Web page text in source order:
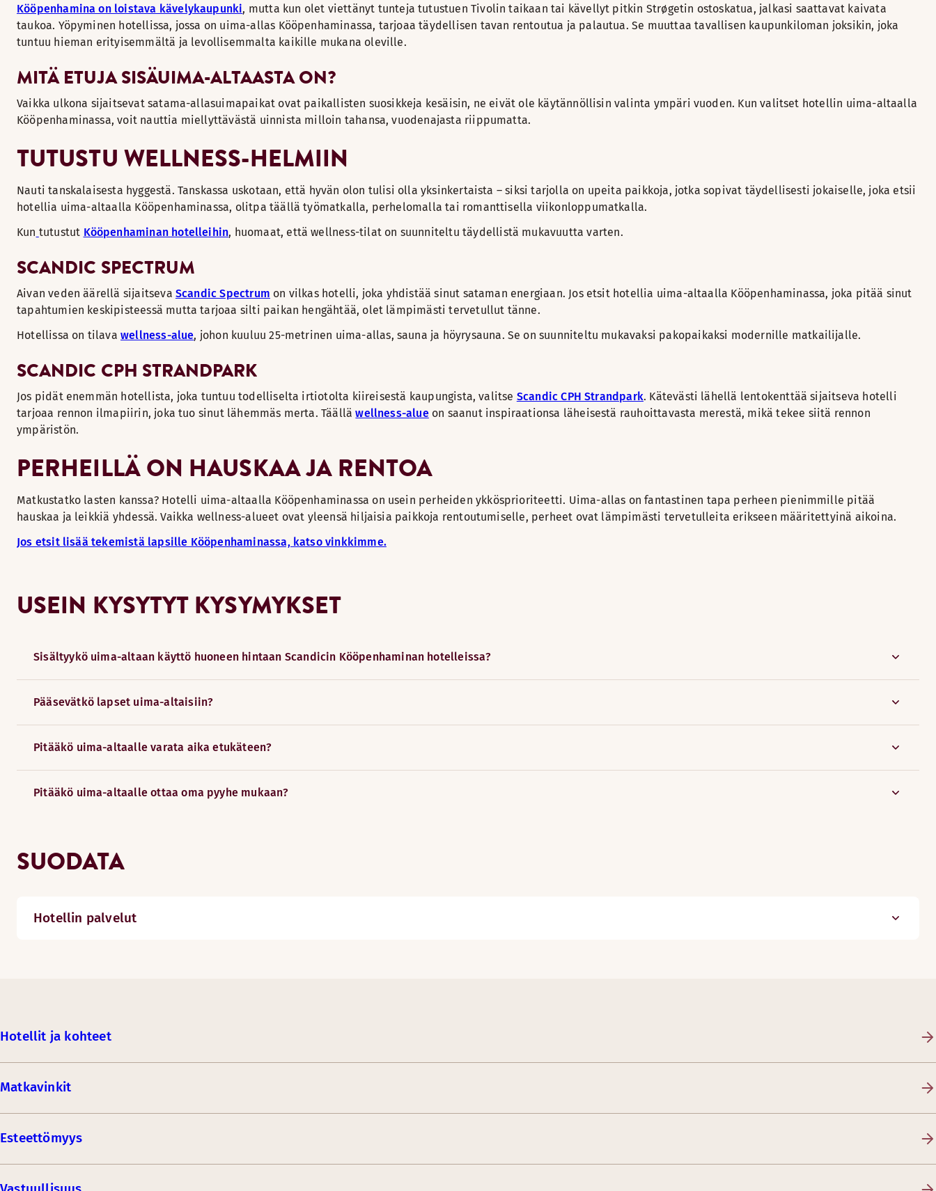
Kööpenhamina on loistava kävelykaupunki, mutta kun olet viettänyt tunteja tutustuen Tivolin taikaan tai kävellyt pitkin Strøgetin ostoskatua, jalkasi saattavat kaivata
taukoa. Yöpyminen hotellissa, jossa on uima-allas Kööpenhaminassa, tarjoaa täydellisen tavan rentoutua ja palautua. Se muuttaa tavallisen kaupunkiloman joksikin, joka
tuntuu hieman erityisemmältä ja levollisemmalta kaikille mukana oleville.
MITÄ ETUJA SISÄUIMA-ALTAASTA ON?
Vaikka ulkona sijaitsevat satama-allasuimapaikat ovat paikallisten suosikkeja kesäisin, ne eivät ole käytännöllisin valinta ympäri vuoden. Kun valitset hotellin uima-altaalla
Kööpenhaminassa, voit nauttia miellyttävästä uinnista milloin tahansa, vuodenajasta riippumatta.
TUTUSTU WELLNESS-HELMIIN
Nauti tanskalaisesta hyggestä. Tanskassa uskotaan, että hyvän olon tulisi olla yksinkertaista – siksi tarjolla on upeita paikkoja, jotka sopivat täydellisesti jokaiselle, joka etsii
hotellia uima-altaalla Kööpenhaminassa, olitpa täällä työmatkalla, perhelomalla tai romanttisella viikonloppumatkalla.
Kun tutustut Kööpenhaminan hotelleihin, huomaat, että wellness-tilat on suunniteltu täydellistä mukavuutta varten.
SCANDIC SPECTRUM
Aivan veden äärellä sijaitseva Scandic Spectrum on vilkas hotelli, joka yhdistää sinut sataman energiaan. Jos etsit hotellia uima-altaalla Kööpenhaminassa, joka pitää sinut
tapahtumien keskipisteessä mutta tarjoaa silti paikan hengähtää, olet lämpimästi tervetullut tänne.
Hotellissa on tilava wellness-alue, johon kuuluu 25-metrinen uima-allas, sauna ja höyrysauna. Se on suunniteltu mukavaksi pakopaikaksi modernille matkailijalle.
SCANDIC CPH STRANDPARK
Jos pidät enemmän hotellista, joka tuntuu todelliselta irtiotolta kiireisestä kaupungista, valitse Scandic CPH Strandpark. Kätevästi lähellä lentokenttää sijaitseva hotelli
tarjoaa rennon ilmapiirin, joka tuo sinut lähemmäs merta. Täälläwellness-alueon saanut inspiraationsa läheisestä rauhoittavasta merestä, mikä tekee siitä rennon
ympäristön.
PERHEILLÄ ON HAUSKAA JA RENTOA
Matkustatko lasten kanssa? Hotelli uima-altaalla Kööpenhaminassa on usein perheiden ykkösprioriteetti. Uima-allas on fantastinen tapa perheen pienimmille pitää
hauskaa ja leikkiä yhdessä. Vaikka wellness-alueet ovat yleensä hiljaisia paikkoja rentoutumiselle, perheet ovat lämpimästi tervetulleita erikseen määritettyinä aikoina.
Jos etsit lisää tekemistä lapsille Kööpenhaminassa, katso vinkkimme.
USEIN KYSYTYT KYSYMYKSET
Sisältyykö uima-altaan käyttö huoneen hintaan Scandicin Kööpenhaminan hotelleissa?
Pääsevätkö lapset uima-altaisiin?
Pitääkö uima-altaalle varata aika etukäteen?
Pitääkö uima-altaalle ottaa oma pyyhe mukaan?
SUODATA
Hotellin palvelut
Hotellit ja kohteet
Matkavinkit
Esteettömyys